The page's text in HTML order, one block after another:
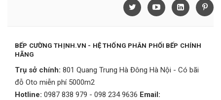
BẾP CƯỜNG THỊNH.VN - HỆ THỐNG PHÂN PHỐI BẾP CHÍNH
HÃNG
Trụ sở chính: 801 Quang Trung Hà Đông Hà Nội - Có bãi
đỗ Oto miễn phí 5000m2
Hotline: 0987 838 979 - 098 234 9636 Email: